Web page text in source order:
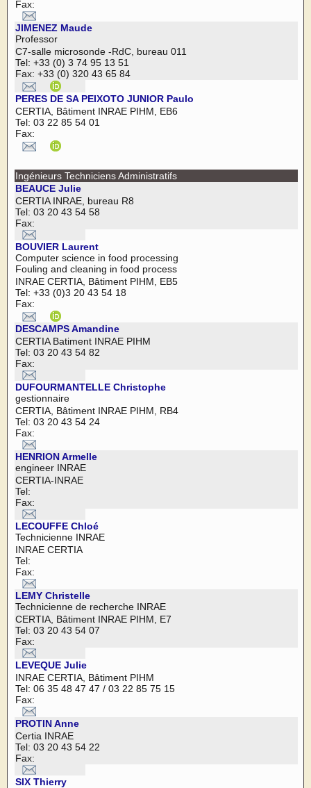
Fax:
JIMENEZ Maude
Professor
C7-salle microsonde -RdC, bureau 011
Tel: +33 (0) 3 74 95 13 51
Fax: +33 (0) 320 43 65 84
PERES DE SA PEIXOTO JUNIOR Paulo
CERTIA, Bâtiment INRAE PIHM, EB6
Tel: 03 22 85 54 01
Fax:
Ingénieurs Techniciens Administratifs
BEAUCE Julie
CERTIA INRAE, bureau R8
Tel: 03 20 43 54 58
Fax:
BOUVIER Laurent
Computer science in food processing
Fouling and cleaning in food process
INRAE CERTIA, Bâtiment PIHM, EB5
Tel: +33 (0)3 20 43 54 18
Fax:
DESCAMPS Amandine
CERTIA Batiment INRAE PIHM
Tel: 03 20 43 54 82
Fax:
DUFOURMANTELLE Christophe
gestionnaire
CERTIA, Bâtiment INRAE PIHM, RB4
Tel: 03 20 43 54 24
Fax:
HENRION Armelle
engineer INRAE
CERTIA-INRAE
Tel:
Fax:
LECOUFFE Chloé
Technicienne INRAE
INRAE CERTIA
Tel:
Fax:
LEMY Christelle
Technicienne de recherche INRAE
CERTIA, Bâtiment INRAE PIHM, E7
Tel: 03 20 43 54 07
Fax:
LEVEQUE Julie
INRAE CERTIA, Bâtiment PIHM
Tel: 06 35 48 47 47 / 03 22 85 75 15
Fax:
PROTIN Anne
Certia INRAE
Tel: 03 20 43 54 22
Fax:
SIX Thierry